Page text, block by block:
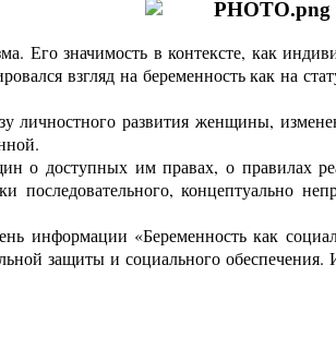
Его значимость в контексте, как
взгляд на беременность как на
личностного развития женщины,
о доступных им правах, о правилах
последовательного, концептуально
информации «Беременность как
защиты и социального